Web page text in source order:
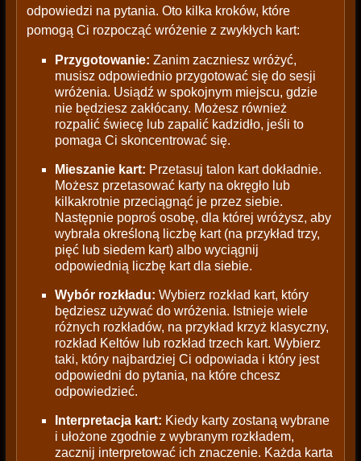
odpowiedzi na pytania. Oto kilka kroków, które
pomogą Ci rozpocząć wróżenie z zwykłych kart:
Przygotowanie: Zanim zaczniesz wróżyć,
musisz odpowiednio przygotować się do sesji
wróżenia. Usiądź w spokojnym miejscu, gdzie
nie będziesz zakłócany. Możesz również
rozpalić świecę lub zapalić kadzidło, jeśli to
pomaga Ci skoncentrować się.
Mieszanie kart: Przetasuj talon kart dokładnie.
Możesz przetasować karty na okręgło lub
kilkakrotnie przeciągnąć je przez siebie.
Następnie poproś osobę, dla której wróżysz, aby
wybrała określoną liczbę kart (na przykład trzy,
pięć lub siedem kart) albo wyciągnij
odpowiednią liczbę kart dla siebie.
Wybór rozkładu: Wybierz rozkład kart, który
będziesz używać do wróżenia. Istnieje wiele
różnych rozkładów, na przykład krzyż klasyczny,
rozkład Keltów lub rozkład trzech kart. Wybierz
taki, który najbardziej Ci odpowiada i który jest
odpowiedni do pytania, na które chcesz
odpowiedzieć.
Interpretacja kart: Kiedy karty zostaną wybrane
i ułożone zgodnie z wybranym rozkładem,
zacznij interpretować ich znaczenie. Każda karta